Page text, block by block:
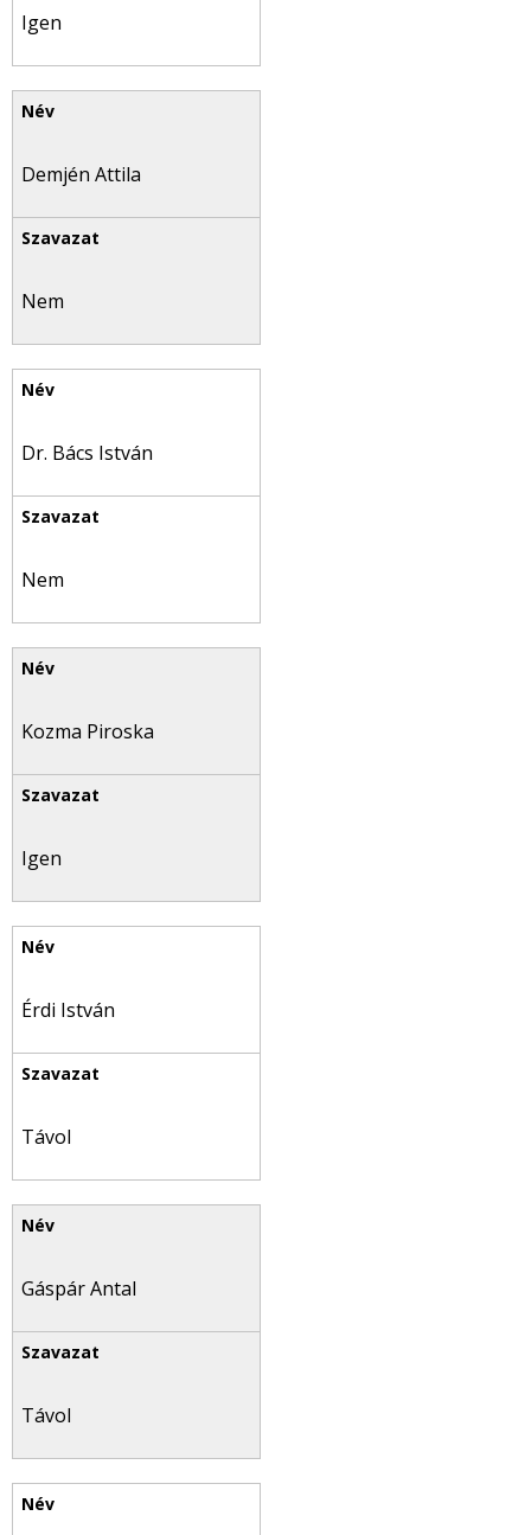
Igen
Demjén Attila
Nem
Dr. Bács István
Nem
Kozma Piroska
Igen
Érdi István
Távol
Gáspár Antal
Távol